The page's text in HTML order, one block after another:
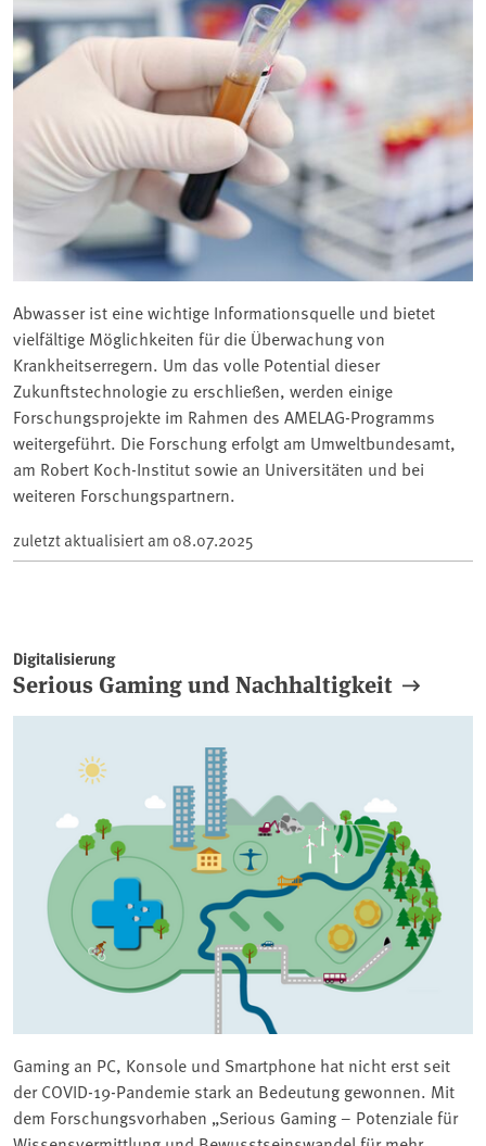
Abwasser ist eine wichtige Informationsquelle und bietet
vielfältige Möglichkeiten für die Überwachung von
Krankheitserregern. Um das volle Potential dieser
Zukunftstechnologie zu erschließen, werden einige
Forschungsprojekte im Rahmen des AMELAG-Programms
weitergeführt. Die Forschung erfolgt am Umweltbundesamt,
am Robert Koch-Institut sowie an Universitäten und bei
weiteren Forschungspartnern.
zuletzt aktualisiert am 08.07.2025
Digitalisierung
Serious Gaming und Nachhaltigkeit
Gaming an PC, Konsole und Smartphone hat nicht erst seit
der COVID-19-Pandemie stark an Bedeutung gewonnen. Mit
dem Forschungsvorhaben „Serious Gaming – Potenziale für